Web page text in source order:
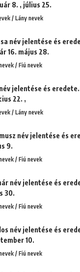
8. , július 25.
/ Lány nevek
név jelentése és
16. május 28.
/ Fiú nevek
jelentése és
22. ,
/ Lány nevek
név jelentése és
9.
/ Fiú nevek
név jelentése és
30.
/ Fiú nevek
név jelentése és
10.
/ Fiú nevek